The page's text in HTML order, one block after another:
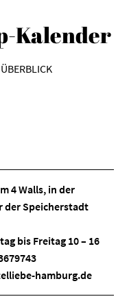
Kalender
4 Walls, in der
der Speicherstadt
bis Freitag 10 – 16
hamburg.de